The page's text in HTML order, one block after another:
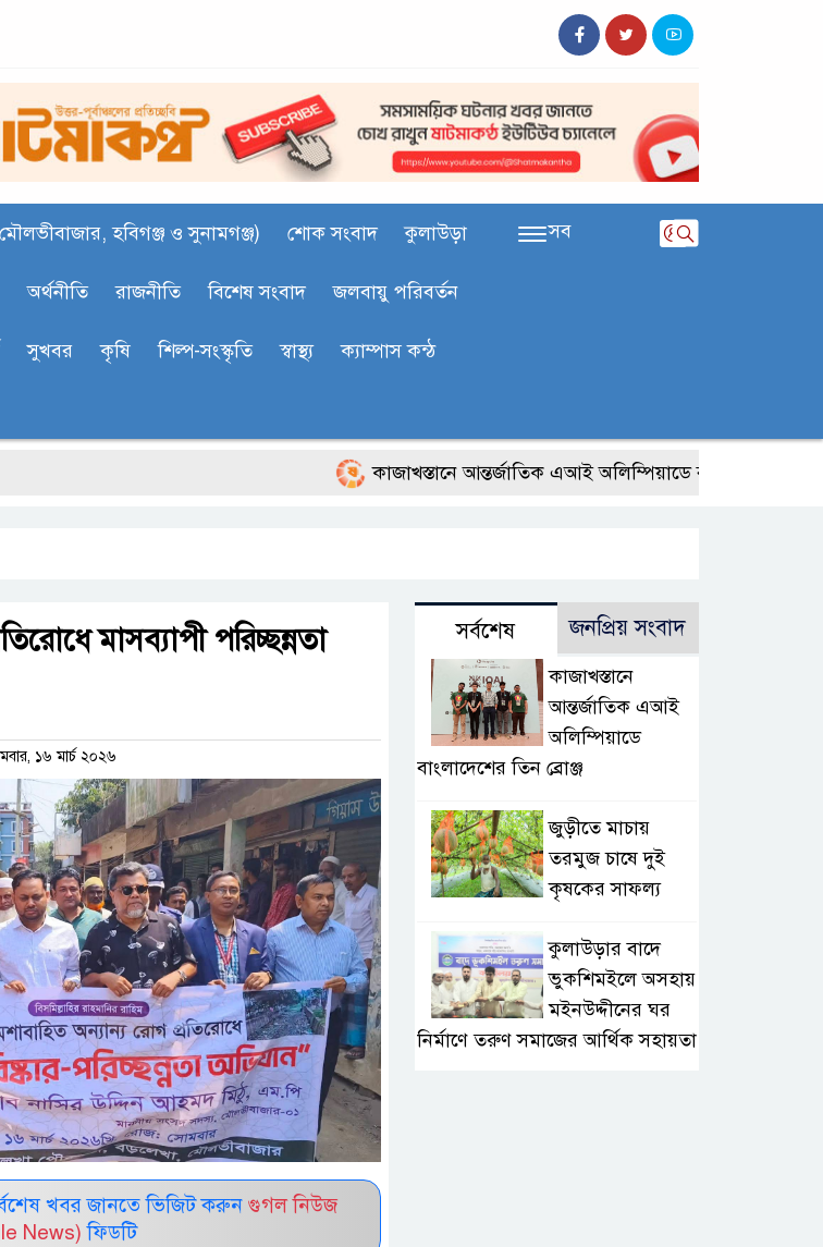
হবিগঞ্জ ও সুনামগঞ্জ) শোক সংবাদ কুলাউড়া
অর্থনীতি রাজনীতি বিশেষ সংবাদ জলবায়ু পরিবর্তন
সুখবর কৃষি শিল্প-সংস্কৃতি স্বাস্থ্য ক‍্যাম্পাস কন্ঠ
সব
কাজাখস্তানে আন্তর্জাতিক এআই অলিম্পিয়াডে বাংলাদেশের তিন ব্রোঞ্জ
মাসব্যাপী পরিচ্ছন্নতা
১৬ মার্চ ২০২৬
খবর জানতে ভিজিট করুন গুগল নিউজ
News) ফিডটি
সর্বশেষ জনপ্রিয় সংবাদ
কাজাখস্তানে
আন্তর্জাতিক এআই
অলিম্পিয়াডে
বাংলাদেশের তিন ব্রোঞ্জ
জুড়ীতে মাচায়
তরমুজ চাষে দুই
কৃষকের সাফল্য
কুলাউড়ার বাদে
ভুকশিমইলে অসহায়
মইনউদ্দীনের ঘর
নির্মাণে তরুণ সমাজের আর্থিক সহায়তা